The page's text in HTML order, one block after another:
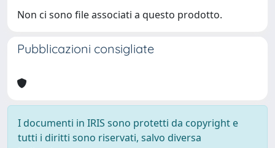
Non ci sono file associati a questo prodotto.
Pubblicazioni consigliate
I documenti in IRIS sono protetti da copyright e
tutti i diritti sono riservati, salvo diversa